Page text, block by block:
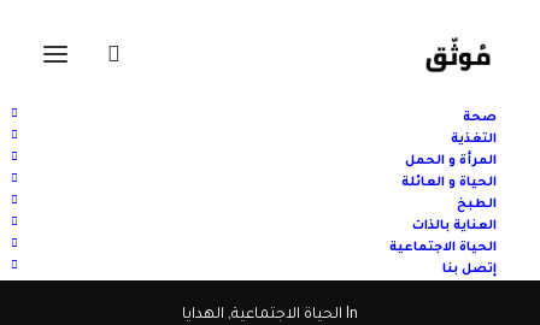
صحة
التغذية
المرأة و الحمل
الحياة و العائلة
الطبخ
العناية بالذات
الحياة الاجتماعية
إتصل بنا
In الحياة الاجتماعية, الهدايا